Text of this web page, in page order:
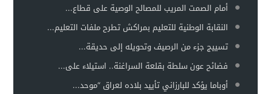
أمام الصمت المريب للمصالح الوصية على قطاع...
النقابة الوطنية للتعليم بمراكش تطرح ملفات التعليم...
تسييج جزء من الرصيف وتحويله إلى حديقة...
فضائح عون سلطة بقلعة السراغنة.. استيلاء على...
أوباما يؤكد للبارزاني تأييد بلاده لعراق “موحد...